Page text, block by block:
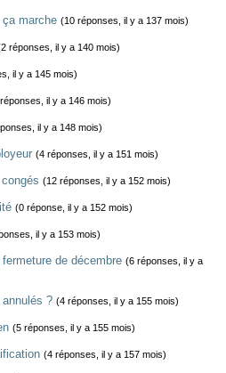
marche (10 réponses, il y a 137 mois)
réponses, il y a 140 mois)
il y a 145 mois)
il y a 146 mois)
il y a 148 mois)
(4 réponses, il y a 151 mois)
(12 réponses, il y a 152 mois)
(0 réponse, il y a 152 mois)
il y a 153 mois)
de décembre (6 réponses, il y a
? (4 réponses, il y a 155 mois)
(5 réponses, il y a 155 mois)
(4 réponses, il y a 157 mois)